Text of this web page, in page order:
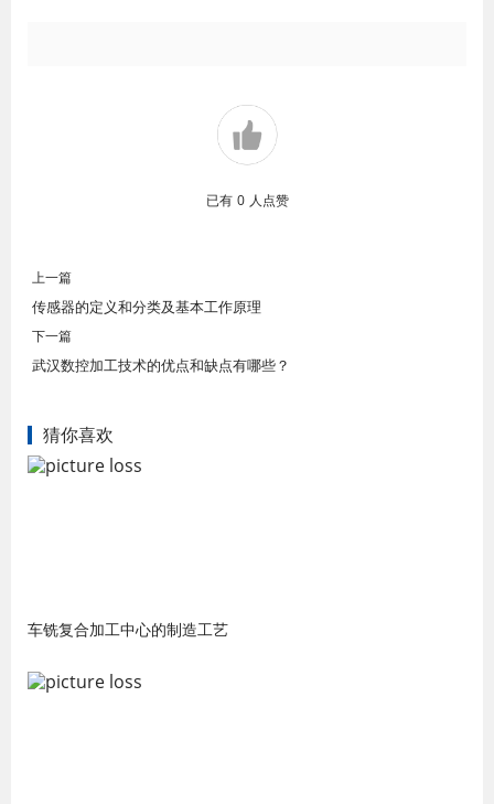
已有 0 人点赞
上一篇
传感器的定义和分类及基本工作原理
下一篇
武汉数控加工技术的优点和缺点有哪些？
猜你喜欢
车铣复合加工中心的制造工艺